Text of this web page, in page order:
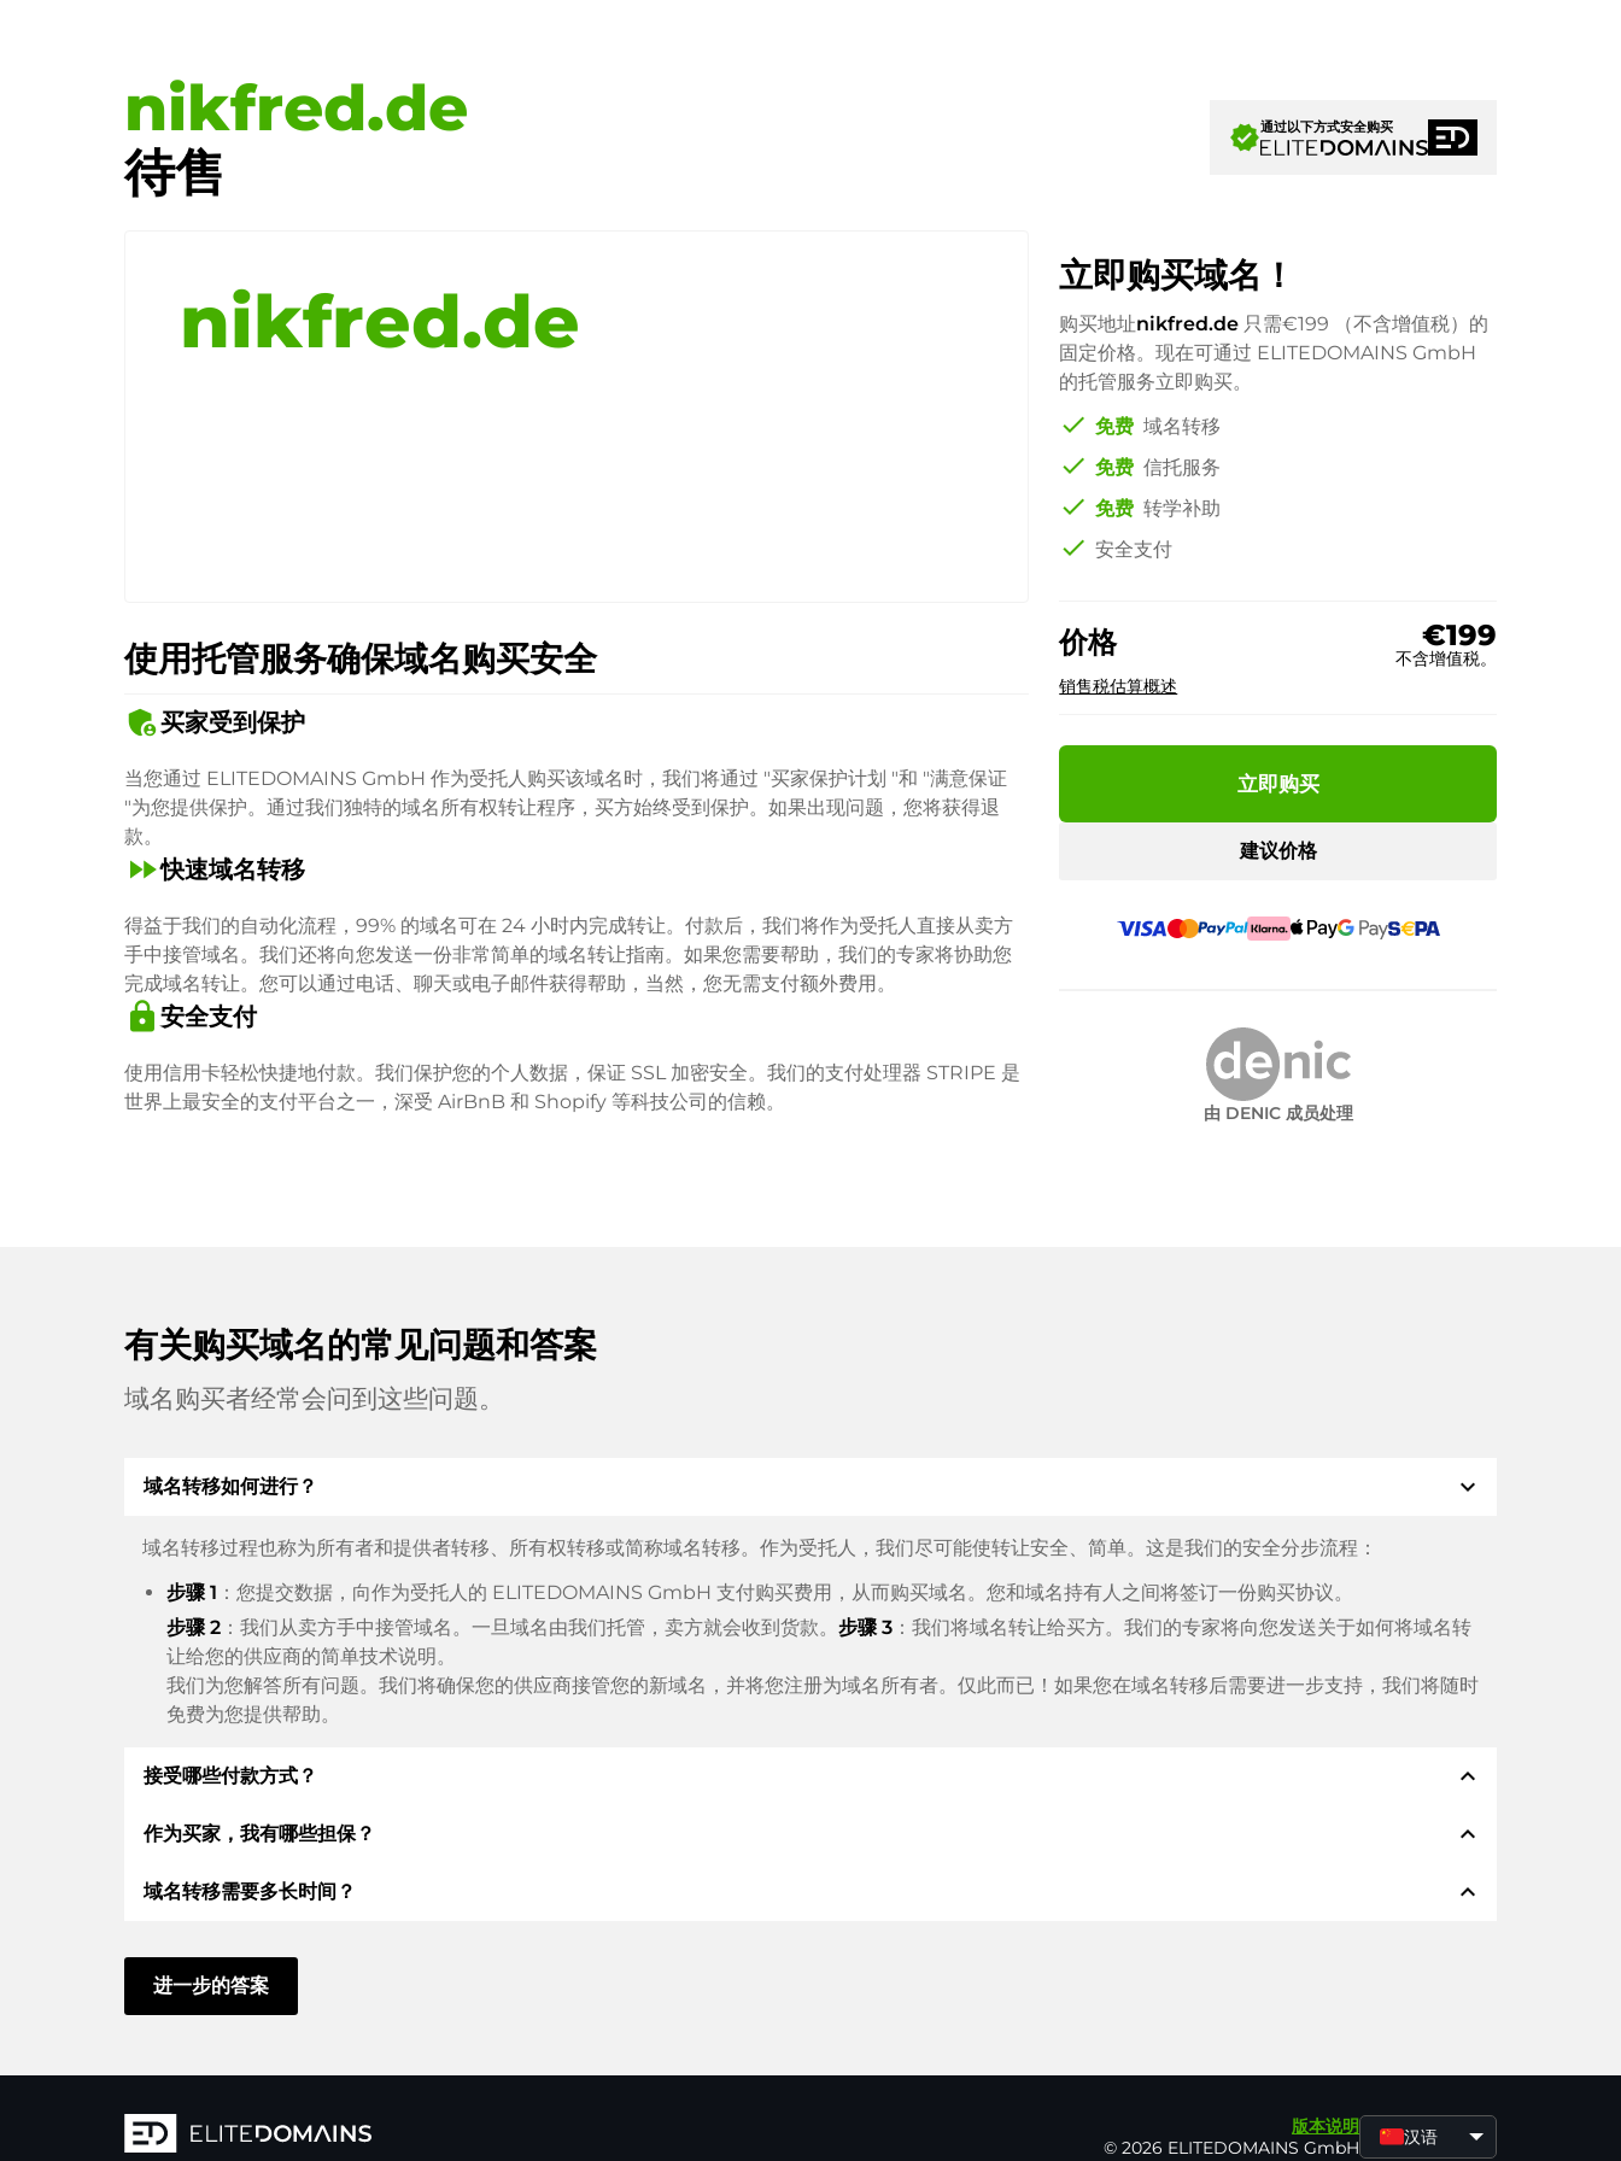
nikfred.de
待售
verified通过以下方式安全购买
nikfred.de
立即购买域名！
购买地址nikfred.de 只需€199
（不含增值税）的
固定价格。现在可通过 ELITEDOMAINS GmbH
的托管服务立即购买。
check 免费 域名转移
check 免费 信托服务
check 免费 转学补助
check 安全支付
价格 €199
不含增值税。
销售税估算概述
立即购买
建议价格
由 DENIC 成员处理
使用托管服务确保域名购买安全
admin_panel_settings买家受到保护
当您通过 ELITEDOMAINS GmbH 作为受托人购买该域名时，我们将通过 "买家保护计划 "和 "满意保证
"为您提供保护。通过我们独特的域名所有权转让程序，买方始终受到保护。如果出现问题，您将获得退
款。
fast_forward快速域名转移
得益于我们的自动化流程，99% 的域名可在 24 小时内完成转让。付款后，我们将作为受托人直接从卖方
手中接管域名。我们还将向您发送一份非常简单的域名转让指南。如果您需要帮助，我们的专家将协助您
完成域名转让。您可以通过电话、聊天或电子邮件获得帮助，当然，您无需支付额外费用。
lock安全支付
使用信用卡轻松快捷地付款。我们保护您的个人数据，保证 SSL 加密安全。我们的支付处理器 STRIPE 是
世界上最安全的支付平台之一，深受 AirBnB 和 Shopify 等科技公司的信赖。
有关购买域名的常见问题和答案
域名购买者经常会问到这些问题。
域名转移如何进行？ expand_more
域名转移过程也称为所有者和提供者转移、所有权转移或简称域名转移。作为受托人，我们尽可能使转让安全、简单。这是我们的安全分步流程：
步骤 1 ：您提交数据，向作为受托人的 ELITEDOMAINS GmbH 支付购买费用，从而购买域名。您和域名持有人之间将签订一份购买协议。
步骤 2 ：我们从卖方手中接管域名。一旦域名由我们托管，卖方就会收到货款。 步骤 3 ：我们将域名转让给买方。我们的专家将向您发送关于如何将域名转
让给您的供应商的简单技术说明。
我们为您解答所有问题。我们将确保您的供应商接管您的新域名，并将您注册为域名所有者。仅此而已！如果您在域名转移后需要进一步支持，我们将随时
免费为您提供帮助。
接受哪些付款方式？ expand_less
我们使用 SEPA 作为预付费，并使用 STRIPE 作为支付服务提供商，以提供可用的支付方式，例如：信用卡、PayPal、Klarna、ApplePay、GooglePay、
作为买家，我有哪些担保？ expand_less
作为买方，我们始终向您保证以下证券。这就是我们的名称所代表的意义n:
如果卖方的域名交付出现问题，您将获得
只有在受托人控制域名
我们保证您将注册为域名所有者，并将域名转让给您选择的提供商。
域名转移需要多长时间？ expand_less
域名转移到新的提供商是通过自动程序实时进行的。只要您及时采取行动，并且您的供应商没有任何问题，一切都会在几分钟内完成。
在某些例外情况下，您的付款将在 48 小时后得到确认。但是，只有在我们确认收到您的付款后，域名转移才会立即开始。在这种情况下，我们将通过电子邮
进一步的答案
版本说明
© 2026 ELITEDOMAINS GmbH
汉语